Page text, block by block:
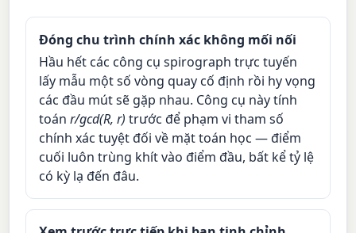
Đóng chu trình chính xác không mối nối
Hầu hết các công cụ spirograph trực tuyến
lấy mẫu một số vòng quay cố định rồi hy vọng
các đầu mút sẽ gặp nhau. Công cụ này tính
toánr/gcd(R, r) trước để phạm vi tham số
chính xác tuyệt đối về mặt toán học — điểm
cuối luôn trùng khít vào điểm đầu, bất kể tỷ lệ
có kỳ lạ đến đâu.